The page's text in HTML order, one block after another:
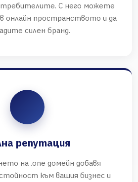
С него можете
онлайн пространството и да
силен бранд.
репутация
на .one домейн добавя
към вашия бизнес и